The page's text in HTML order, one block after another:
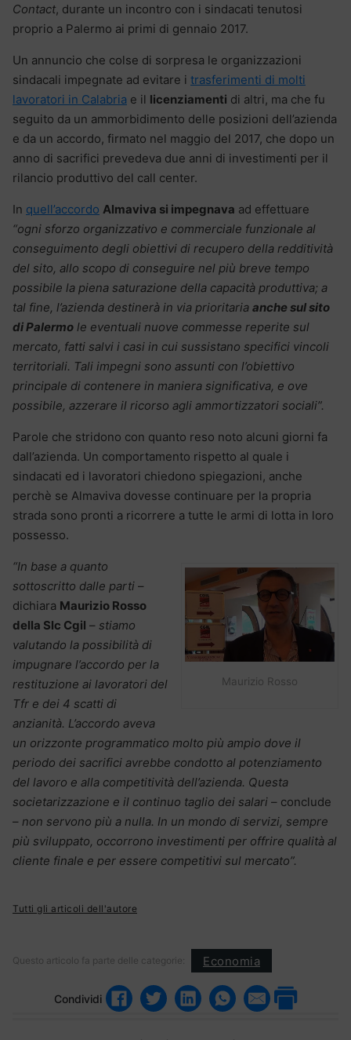
Contact, durante un incontro con i sindacati tenutosi
proprio a Palermo ai primi di gennaio 2017.
Un annuncio che colse di sorpresa le organizzazioni
sindacali impegnate ad evitare i trasferimenti di molti
lavoratori in Calabria e il licenziamenti di altri, ma che fu
seguito da un ammorbidimento delle posizioni dell’azienda
e da un accordo, firmato nel maggio del 2017, che dopo un
anno di sacrifici prevedeva due anni di investimenti per il
rilancio produttivo del call center.
In quell’accordo Almaviva si impegnava ad effettuare
“ogni sforzo organizzativo e commerciale funzionale al
conseguimento degli obiettivi di recupero della redditività
del sito, allo scopo di conseguire nel più breve tempo
possibile la piena saturazione della capacità produttiva; a
tal fine, l’azienda destinerà in via prioritaria anche sul sito
di Palermo le eventuali nuove commesse reperite sul
mercato, fatti salvi i casi in cui sussistano specifici vincoli
territoriali. Tali impegni sono assunti con l’obiettivo
principale di contenere in maniera significativa, e ove
possibile, azzerare il ricorso agli ammortizzatori sociali”.
Parole che stridono con quanto reso noto alcuni giorni fa
dall’azienda. Un comportamento rispetto al quale i
sindacati ed i lavoratori chiedono spiegazioni, anche
perchè se Almaviva dovesse continuare per la propria
strada sono pronti a ricorrere a tutte le armi di lotta in loro
possesso.
Maurizio Rosso
“In base a quanto
sottoscritto dalle parti –
dichiara Maurizio Rosso
della Slc Cgil – stiamo
valutando la possibilità di
impugnare l’accordo per la
restituzione ai lavoratori del
Tfr e dei 4 scatti di
anzianità. L’accordo aveva
un orizzonte programmatico molto più ampio dove il
periodo dei sacrifici avrebbe condotto al potenziamento
del lavoro e alla competitività dell’azienda. Questa
societarizzazione e il continuo taglio dei salari – conclude
– non servono più a nulla. In un mondo di servizi, sempre
più sviluppato, occorrono investimenti per offrire qualità al
cliente finale e per essere competitivi sul mercato”.
Tutti gli articoli dell'autore
Questo articolo fa parte delle categorie: Economia
Condividi